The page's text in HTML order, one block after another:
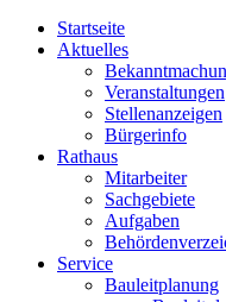
Startseite
Aktuelles
Veranstaltungen
Stellenanzeigen
Bürgerinfo
Rathaus
Mitarbeiter
Sachgebiete
Aufgaben
Service
Bauleitplanung